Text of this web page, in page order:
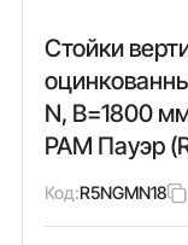
Стойки
N, В=1800
РАМ Пауэр
Код:R5NGMN18